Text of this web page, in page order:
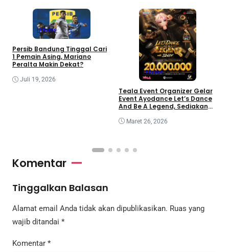
Hiburan
Persib Bandung Tinggal Cari
1 Pemain Asing, Mariano
Peralta Makin Dekat?
Juli 19, 2026
Hiburan
Teala Event Organizer Gelar
Event Ayodance Let’s Dance
And Be A Legend, Sediakan
Maret 26, 2026
Komentar
Tinggalkan Balasan
Alamat email Anda tidak akan dipublikasikan. Ruas yang
wajib ditandai *
Komentar *